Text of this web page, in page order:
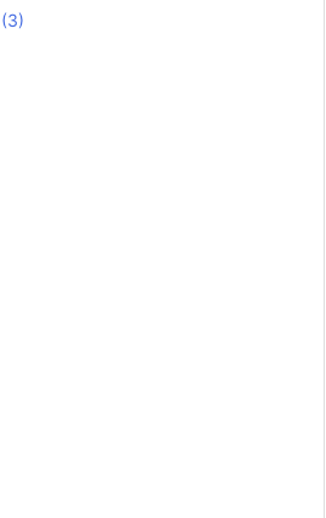
(3)